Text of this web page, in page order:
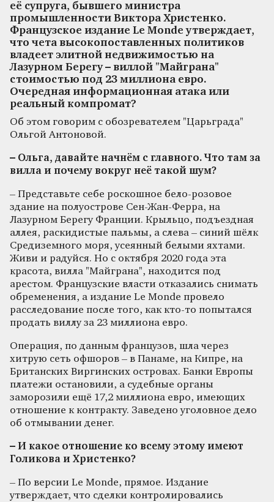
её супруга, бывшего министра
промышленности Виктора Христенко.
Французское издание Le Monde утверждает,
что чета высокопоставленных политиков
владеет элитной недвижимостью на
Лазурном Берегу – виллой "Майграна"
стоимостью под 23 миллиона евро.
Очередная информационная атака или
реальный компромат?
Об этом говорим с обозревателем "Царьграда"
Ольгой Антоновой.
– Ольга, давайте начнём с главного. Что там за
вилла и почему вокруг неё такой шум?
– Представьте себе роскошное бело-розовое
здание на полуострове Сен-Жан-Ферра, на
Лазурном Берегу Франции. Крыльцо, подъездная
аллея, раскидистые пальмы, а слева – синий шёлк
Средиземного моря, усеянный белыми яхтами.
Живи и радуйся. Но с октября 2020 года эта
красота, вилла "Майграна", находится под
арестом. Французские власти отказались снимать
обременения, а издание Le Monde провело
расследование после того, как кто-то попытался
продать виллу за 23 миллиона евро.
Операция, по данным французов, шла через
хитрую сеть офшоров – в Панаме, на Кипре, на
Британских Виргинских островах. Банки Европы
платежи остановили, а судебные органы
заморозили ещё 17,2 миллиона евро, имеющих
отношение к контракту. Заведено уголовное дело
об отмывании денег.
– И какое отношение ко всему этому имеют
Голикова и Христенко?
– По версии Le Monde, прямое. Издание
утверждает, что сделки контролировались